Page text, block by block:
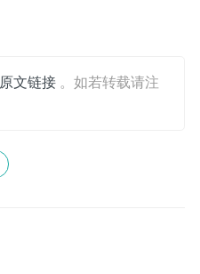
原文链接 。如若转载请注